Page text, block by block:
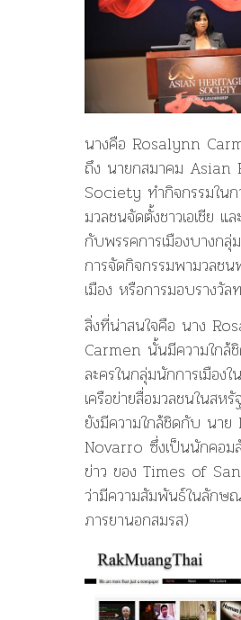
นางคือ Rosalynn
ถึง นายกสมาคม
Society ทำกิจกรรมในก
มวลชนจัดตั้งชาวเอเชีย แล
กับพรรคการเมืองบางกลุ่
การจัดกิจกรรมพามวลช
เมือง หรือการมอบรางวัล
สิ่งที่น่าสนใจคือ นาง
Carmen นั้นมีความใกล้
ละครในกลุ่มนักการเมืองใ
เครือข่ายสื่อมวลชนในสห
ยังมีความใกล้ชิดกับ นา
Novarro ซึ่งเป็นนักคอ
ข่าว ของ Times of
ว่ามีความสัมพันธ์ในลักษ
ภารยานอกสมรส)